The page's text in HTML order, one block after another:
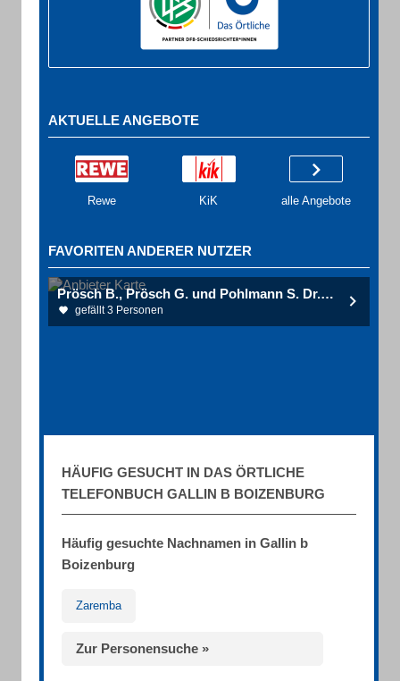
AKTUELLE ANGEBOTE
Rewe KiK alle Angebote
FAVORITEN ANDERER NUTZER
Prösch B., Prösch G. und Pohlmann S. Dr.med. Arztpraxis für Allgemeinmedizin
gefällt 3 Personen
HÄUFIG GESUCHT IN DAS ÖRTLICHE
TELEFONBUCH GALLIN B BOIZENBURG
Häufig gesuchte Nachnamen in Gallin b
Boizenburg
Zaremba
Zur Personensuche »